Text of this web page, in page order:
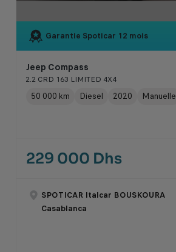
Garantie Spoticar 12 mois
Jeep Compass
2.2 CRD 163 LIMITED 4X4
50 000 km Diesel 2020 Manuelle
229 000 Dhs
SPOTICAR Italcar BOUSKOURA
Casablanca